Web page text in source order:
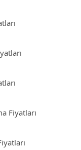
Fiyatları